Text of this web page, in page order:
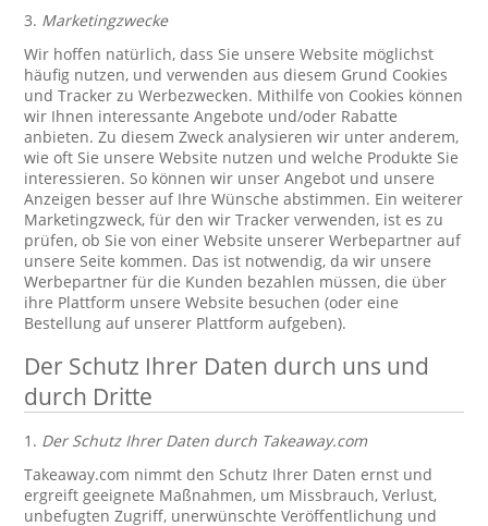
3. Marketingzwecke
Wir hoffen natürlich, dass Sie unsere Website möglichst
häufig nutzen, und verwenden aus diesem Grund Cookies
und Tracker zu Werbezwecken. Mithilfe von Cookies können
wir Ihnen interessante Angebote und/oder Rabatte
anbieten. Zu diesem Zweck analysieren wir unter anderem,
wie oft Sie unsere Website nutzen und welche Produkte Sie
interessieren. So können wir unser Angebot und unsere
Anzeigen besser auf Ihre Wünsche abstimmen. Ein weiterer
Marketingzweck, für den wir Tracker verwenden, ist es zu
prüfen, ob Sie von einer Website unserer Werbepartner auf
unsere Seite kommen. Das ist notwendig, da wir unsere
Werbepartner für die Kunden bezahlen müssen, die über
ihre Plattform unsere Website besuchen (oder eine
Bestellung auf unserer Plattform aufgeben).
Der Schutz Ihrer Daten durch uns und
durch Dritte
1. Der Schutz Ihrer Daten durch Takeaway.com
Takeaway.com nimmt den Schutz Ihrer Daten ernst und
ergreift geeignete Maßnahmen, um Missbrauch, Verlust,
unbefugten Zugriff, unerwünschte Veröffentlichung und